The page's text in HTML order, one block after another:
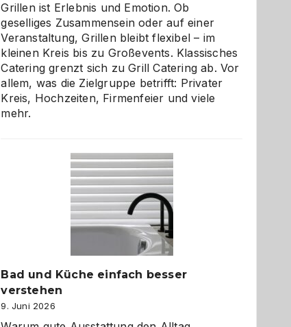
Grillen ist Erlebnis und Emotion. Ob
geselliges Zusammensein oder auf einer
Veranstaltung, Grillen bleibt flexibel – im
kleinen Kreis bis zu Großevents. Klassisches
Catering grenzt sich zu Grill Catering ab. Vor
allem, was die Zielgruppe betrifft: Privater
Kreis, Hochzeiten, Firmenfeier und viele
mehr.
Bad und Küche einfach besser
verstehen
9. Juni 2026